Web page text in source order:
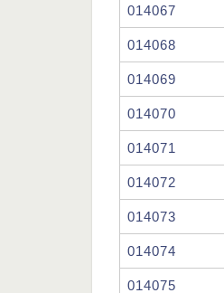
014067
014068
014069
014070
014071
014072
014073
014074
014075